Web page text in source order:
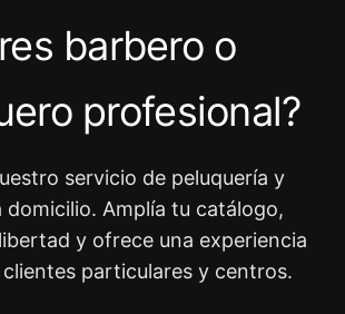
barbero o
profesional?
servicio de peluquería y
domicilio. Amplía tu catálogo,
y ofrece una experiencia
particulares y centros.